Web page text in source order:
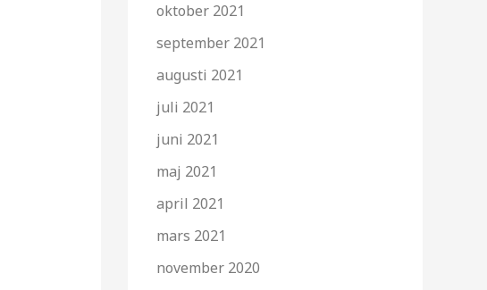
oktober 2021
september 2021
augusti 2021
juli 2021
juni 2021
maj 2021
april 2021
mars 2021
november 2020